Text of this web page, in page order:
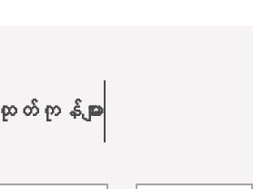
ထုတ်ကုန်များ